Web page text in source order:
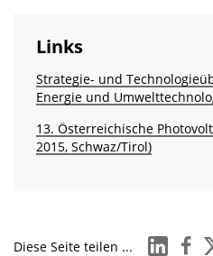
n
Links
Strategie- und
Energie und
13. Österreichische
2015, Schwaz/Tirol)
Diese Seite teilen ... linkedin x